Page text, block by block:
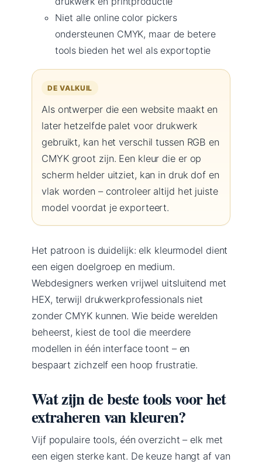
Niet alle online color pickers
ondersteunen CMYK, maar de betere
tools bieden het wel als exportoptie
DE VALKUIL
Als ontwerper die een website maakt en
later hetzelfde palet voor drukwerk
gebruikt, kan het verschil tussen RGB en
CMYK groot zijn. Een kleur die er op
scherm helder uitziet, kan in druk dof en
vlak worden – controleer altijd het juiste
model voordat je exporteert.
Het patroon is duidelijk: elk kleurmodel dient
een eigen doelgroep en medium.
Webdesigners werken vrijwel uitsluitend met
HEX, terwijl drukwerkprofessionals niet
zonder CMYK kunnen. Wie beide werelden
beheerst, kiest de tool die meerdere
modellen in één interface toont – en
bespaart zichzelf een hoop frustratie.
Wat zijn de beste tools voor het
extraheren van kleuren?
Vijf populaire tools, één overzicht – elk met
een eigen sterke kant. De keuze hangt af van